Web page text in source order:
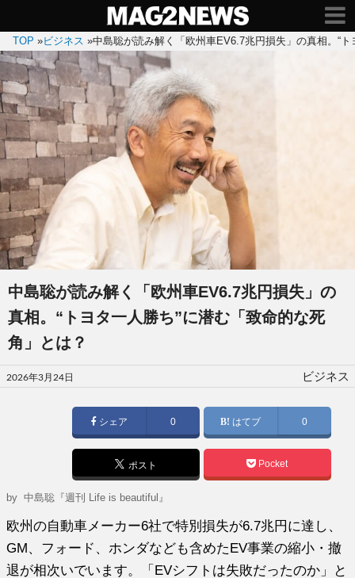
TOP »ビジネス »中島聡が読み解く「欧州車EV6.7兆円損失」の真相。“
中島聡が読み解く「欧州車EV6.7兆円損失」の
真相。“トヨタ一人勝ち”に潜む「致命的な死
角」とは？
投
稿
2026年3月24日 ビジネス
シェア 0 はてブ 0
ポスト Pocket
by中島聡『週刊 Life is beautiful』
欧州の自動車メーカー6社で特別損失が6.7兆円に達し、
GM、フォード、ホンダなども含めたEV事業の縮小・撤
退が相次いでいます。「EVシフトは失敗だったのか」と